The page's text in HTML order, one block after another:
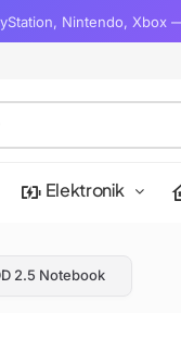
Nintendo, Xbox
Elektronik
2.5 Notebook